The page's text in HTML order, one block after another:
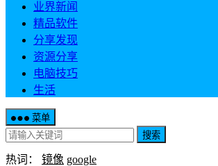
业界新闻
精品软件
分享发现
资源分享
电脑技巧
生活
菜单
搜索
热词： 镜像 google